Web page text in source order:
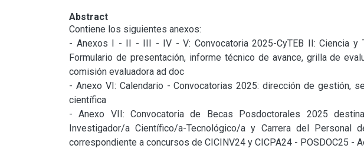
Abstract
Contiene los siguientes anexos:
- Anexos I - II - III - IV - V: Convocatoria 2025-CyTEB II: Ciencia y
Formulario de presentación, informe técnico de avance, grilla de
comisión evaluadora ad doc
- Anexo VI: Calendario - Convocatorias 2025: dirección de gestión,
científica
- Anexo VII: Convocatoria de Becas Posdoctorales 2025
Investigador/a Científico/a-Tecnológico/a y Carrera del Personal
correspondiente a concursos de CICINV24 y CICPA24 - POSDOC25 -